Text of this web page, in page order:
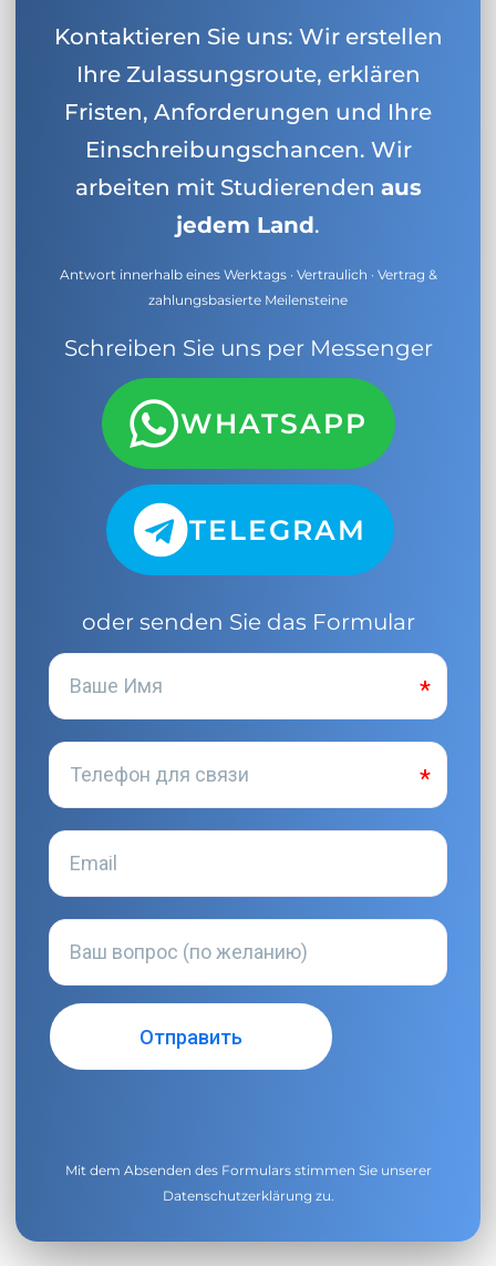
Kontaktieren Sie uns: Wir erstellen
Ihre Zulassungsroute, erklären
Fristen, Anforderungen und Ihre
Einschreibungschancen. Wir
arbeiten mit Studierenden aus
jedem Land.
Antwort innerhalb eines Werktags · Vertraulich · Vertrag &
zahlungsbasierte Meilensteine
Schreiben Sie uns per Messenger
WHATSAPP
TELEGRAM
oder senden Sie das Formular
Mit dem Absenden des Formulars stimmen Sie unserer
Datenschutzerklärung zu.